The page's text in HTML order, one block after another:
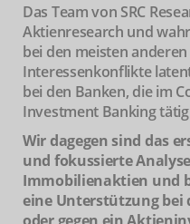
Das Team von SRC
Aktienresearch und
bei den meisten
Interessenkonflikte
bei den Banken, die im
Investment Banking
Wir dagegen sind das
und fokussierte
Immobilienaktien und
eine Unterstützung